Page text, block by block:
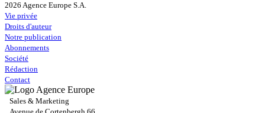
2026 Agence Europe S.A.
Vie privée
Droits d'auteur
Notre publication
Abonnements
Société
Rédaction
Contact
Sales & Marketing